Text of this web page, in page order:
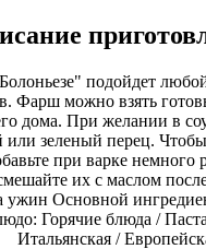
подойдет
Фарш можно взять
дома. При желании в
или зеленый перец.
при варке немного
их с маслом
ужин Основной
Горячие блюда /
Итальянская /